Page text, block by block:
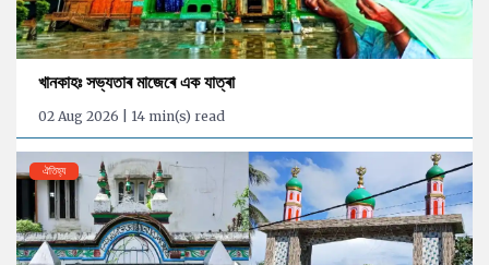
খানকাহঃ সভ্যতাৰ মাজেৰে এক যাত্ৰা
02 Aug 2026 | 14 min(s) read
ঐতিহ্য